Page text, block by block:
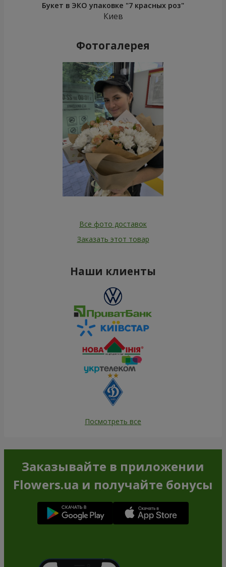
Букет в ЭКО упаковке "7 красных роз"
Киев
Фотогалерея
Все фото доставок
Заказать этот товар
Наши клиенты
Посмотреть все
Заказывайте в приложении
Flowers.ua и получайте бонусы